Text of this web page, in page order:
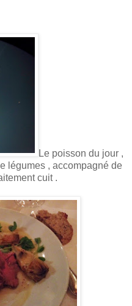
Le poisson du jour ,
légumes , accompagné de
cuit .